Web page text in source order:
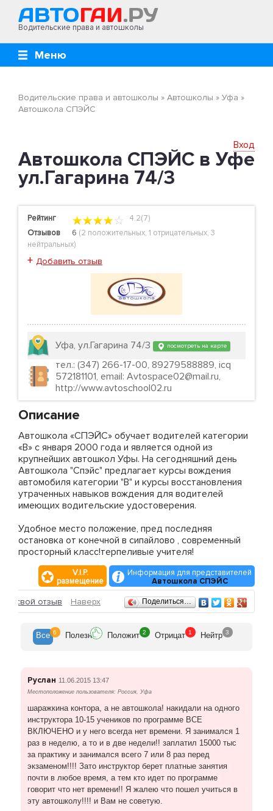
Водительские права и автошколы
Меню
Водительские права и автошколы » Автошколы » Уфа »
Автошкола СПЭЙС
Вход
Автошкола СПЭЙС в Уфе
ул.Гагарина 74/3
Рейтинг
4.2(7)
Отзывов
6 (2 положительных, 1 отрицательных, 3
нейтральных)
+ Добавить отзыв
Уфа, ул.Гагарина 74/3 посмотреть на карте
тел.: (347) 266-17-00, 89279588889, icq
572181101, email: Avtospace02@mail.ru,
http://www.avtoschool02.ru
Описание
Автошкола «СПЭЙС» обучает водителей категории
«В» с января 2000 года и является одной из
крупнейших автошкол Уфы. На сегодняшний день
Автошкола "Спэйс" предлагает курсы вождения
автомобиля категории "В" и курсы восстановления
утраченных навыков вождения для водителей
имеющих водительские удостоверения.
Удобное место положение, пред последняя
остановка от конечной в сипайлово , современный
просторный класс!терпеливые учителя!
V.I.P.
размещение
Информация для представителей
Автошкола СПЭЙС
Отзывы
свой отзыв Наверх Поделиться…
Все 6 Полезн Положит 2 Отрицат 1 Нейтр 3
Руслан 11.06.2015 13:47
Местоположение пользователя: Россия, Уфа
шаражкина контора, а не автошкола! накидали на одного
инструктора 10-15 учеников по программе ВСЕ
ВКЛЮЧЕНО и у него всегда нет времени. Я занимался 1
раз в неделю, а то и в две недели!! заплатил 15000 тыс
за практику и занимался всего 7 или 8 раз перед
экзаменом!!!! Зато инструктор берет платные занятия
почти в любое время, а тем кто идет по программе
говорит что нет времени!! Я жалею что пошел учиться в
эту автошколу!!!! и Вам не советую.